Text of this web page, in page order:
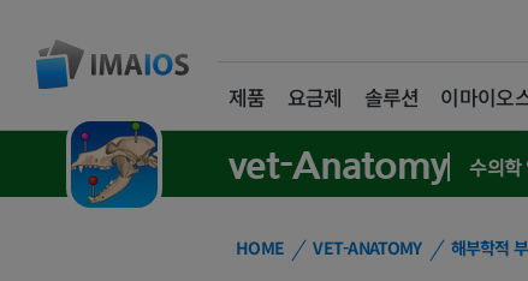
제품 요금제 솔루션 이마이오
vet-Anatomy 수의학
HOME VET-ANATOMY 해부학적